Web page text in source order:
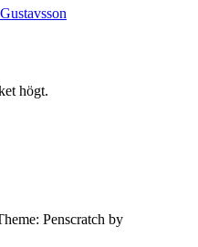
högt.
Penscratch by